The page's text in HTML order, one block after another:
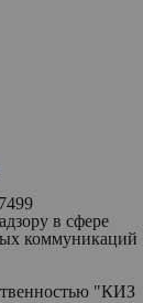
в сфере
коммуникаций
"КИЗ